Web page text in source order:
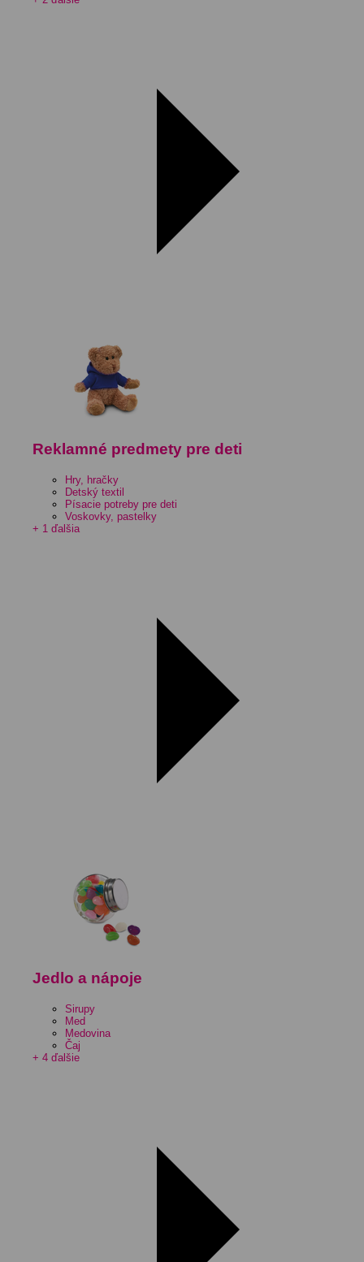
Reklamné predmety pre deti
Hry, hračky
Detský textil
Písacie potreby pre deti
Voskovky, pastelky
+ 1 ďalšia
Jedlo a nápoje
Sirupy
Med
Medovina
Čaj
+ 4 ďalšie